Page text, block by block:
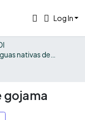
Log In
gojama